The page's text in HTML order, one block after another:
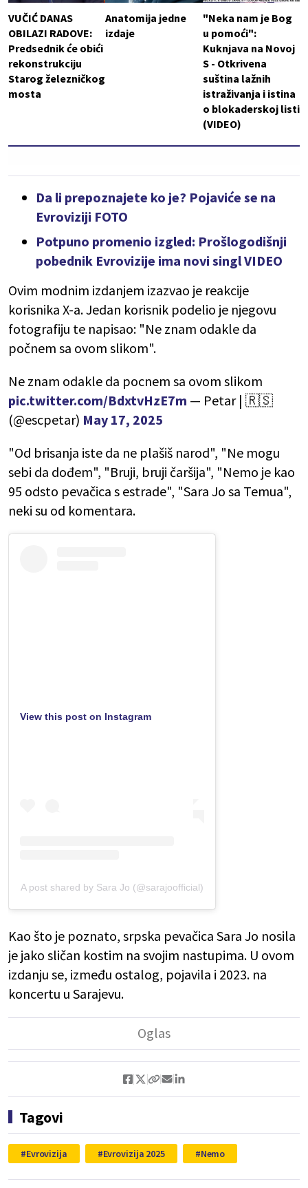
VUČIĆ DANAS
OBILAZI RADOVE:
Predsednik će obići
rekonstrukciju
Starog železničkog
mosta
Anatomija jedne
izdaje
"Neka nam je Bog
u pomoći":
Kuknjava na Novoj
S - Otkrivena
suština lažnih
istraživanja i istina
o blokaderskoj listi
(VIDEO)
Da li prepoznajete ko je? Pojaviće se na
Evroviziji FOTO
Potpuno promenio izgled: Prošlogodišnji
pobednik Evrovizije ima novi singl VIDEO
Ovim modnim izdanjem izazvao je reakcije
korisnika X-a. Jedan korisnik podelio je njegovu
fotografiju te napisao: "Ne znam odakle da
počnem sa ovom slikom".
Ne znam odakle da pocnem sa ovom slikom
pic.twitter.com/BdxtvHzE7m — Petar | 🇷🇸
(@escpetar) May 17, 2025
"Od brisanja iste da ne plašiš narod", "Ne mogu
sebi da dođem", "Bruji, bruji čaršija", "Nemo je kao
95 odsto pevačica s estrade", "Sara Jo sa Temua",
neki su od komentara.
View this post on Instagram
A post shared by Sara Jo (@sarajoofficial)
Kao što je poznato, srpska pevačica Sara Jo nosila
je jako sličan kostim na svojim nastupima. U ovom
izdanju se, između ostalog, pojavila i 2023. na
koncertu u Sarajevu.
Tagovi
Evrovizija Evrovizija 2025 Nemo